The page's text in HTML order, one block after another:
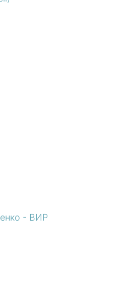
- ВИР